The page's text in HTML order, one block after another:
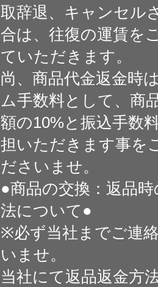
取辞退、キャンセル
合は、往復の運賃を
ていただきます。
尚、商品代金返金時
ム手数料として、商
額の10%と振込手数
担いただきます事を
ださいませ。
●商品の交換：返品
法について●
※必ず当社までご連
いませ。
当社にて返品返金方